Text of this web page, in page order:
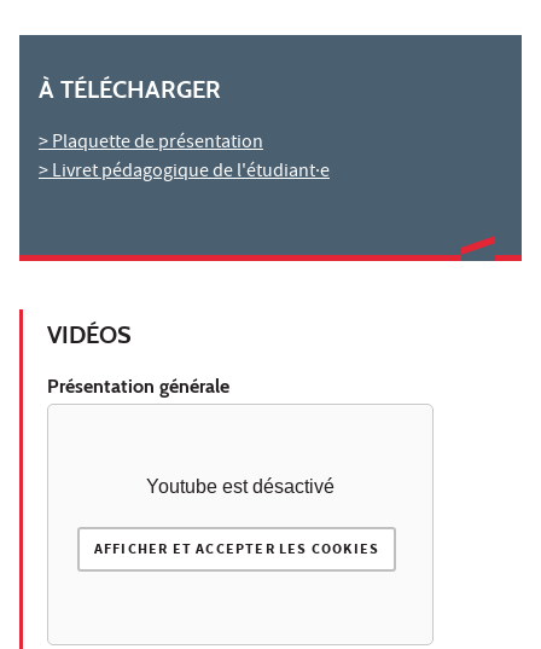
À TÉLÉCHARGER
> Plaquette de présentation
> Livret pédagogique de l'étudiant·e
VIDÉOS
Présentation générale
Youtube est désactivé
AFFICHER ET ACCEPTER LES COOKIES